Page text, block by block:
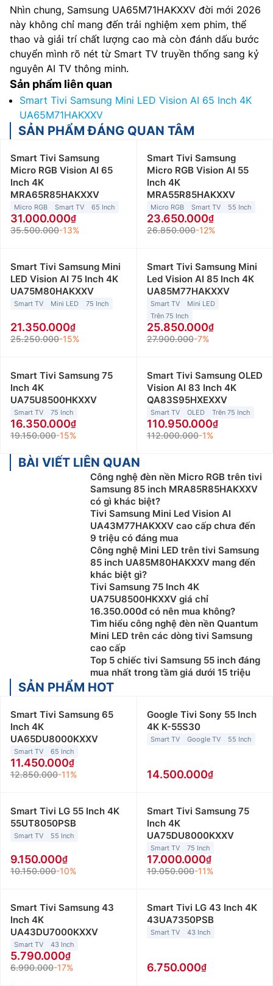
Nhìn chung, Samsung UA65M71HAKXXV đời mới 2026
này không chỉ mang đến trải nghiệm xem phim, thể
thao và giải trí chất lượng cao mà còn đánh dấu bước
chuyển mình rõ nét từ Smart TV truyền thống sang kỷ
nguyên AI TV thông minh.
Sản phẩm liên quan
Smart Tivi Samsung Mini LED Vision AI 65 Inch 4K
UA65M71HAKXXV
SẢN PHẨM ĐÁNG QUAN TÂM
Smart Tivi Samsung
Micro RGB Vision AI 65
Inch 4K
MRA65R85HAKXXV
Micro RGB Smart TV 65 Inch
31.000.000
35.500.000-13%
Smart Tivi Samsung
Micro RGB Vision AI 55
Inch 4K
MRA55R85HAKXXV
Micro RGB Smart TV 55 Inch
23.650.000
26.850.000-12%
Smart Tivi Samsung Mini
LED Vision AI 75 Inch 4K
UA75M80HAKXXV
Smart TV Mini LED 75 Inch
21.350.000
25.250.000-15%
Smart Tivi Samsung Mini
Led Vision AI 85 Inch 4K
UA85M77HAKXXV
Smart TV
Mini LED
Trên 75 Inch
25.850.000
27.900.000-7%
Smart Tivi Samsung 75
Inch 4K
UA75U8500HKXXV
Smart TV 75 Inch
16.350.000
19.150.000-15%
Smart Tivi Samsung OLED
Vision AI 83 Inch 4K
QA83S95HXEXXV
Smart TV OLED Trên 75 Inch
110.950.000
112.000.000-1%
BÀI VIẾT LIÊN QUAN
Công nghệ đèn nền Micro RGB trên tivi
Samsung 85 inch MRA85R85HAKXXV
có gì khác biệt?
Tivi Samsung Mini Led Vision AI
UA43M77HAKXXV cao cấp chưa đến
9 triệu có đáng mua
Công nghệ Mini LED trên tivi Samsung
85 inch UA85M80HAKXXV mang đến
khác biệt gì?
Tivi Samsung 75 Inch 4K
UA75U8500HKXXV giá chỉ
16.350.000đ có nên mua không?
Tìm hiểu công nghệ đèn nền Quantum
Mini LED trên các dòng tivi Samsung
cao cấp
Top 5 chiếc tivi Samsung 55 inch đáng
mua nhất trong tầm giá dưới 15 triệu
SẢN PHẨM HOT
Smart Tivi Samsung 65
Inch 4K
UA65DU8000KXXV
Smart TV 65 Inch
11.450.000
12.850.000-11%
Google Tivi Sony 55 Inch
4K K-55S30
Smart TV Google TV 55 Inch
14.500.000
Smart Tivi LG 55 Inch 4K
55UT8050PSB
Smart TV 55 Inch
9.150.000
10.150.000-10%
Smart Tivi Samsung 75
Inch 4K
UA75DU8000KXXV
Smart TV 75 Inch
17.000.000
19.050.000-11%
Smart Tivi Samsung 43
Inch 4K
UA43DU7000KXXV
Smart TV 43 Inch
5.790.000
6.990.000-17%
Smart Tivi LG 43 Inch 4K
43UA7350PSB
Smart TV 43 Inch
6.750.000